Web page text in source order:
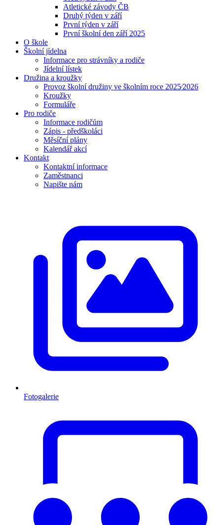
Atletické závody ČB
Druhý týden v září
První týden v září
První školní den září 2025
O škole
Školní jídelna
Informace pro strávníky a rodiče
Jídelní lístek
Družina a kroužky
Provoz školní družiny ve školním roce 2025⁄2026
Kroužky
Formuláře
Pro rodiče
Informace rodičům
Zápis - předškoláci
Měsíční plány
Kalendář akcí
Kontakt
Kontaktní informace
Zaměstnanci
Napište nám
Fotogalerie